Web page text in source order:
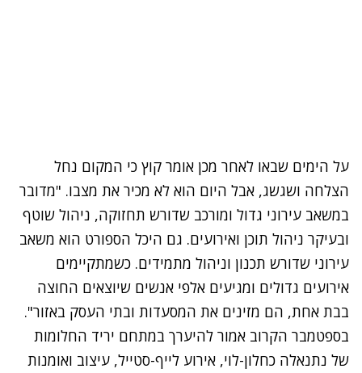
על הימים שבאו לאחר מכן אומר קוץ כי המקום נחל
הצלחה ושגשג, אבל היום הוא לא מכיר את מצבו. "מדובר
במשאב עירוני גדול ומורכב שדורש תחזוקה, ניהול שוטף
ובעיקר ניהול תוכן ואירועים. גם היכל הספורט הוא משאב
עירוני שדורש תכנון וניהול מתמידים. כשמתקיימים
אירועים גדולים ומגיעים אלפי אנשים שיוצאים החוצה
בבת אחת, הם מזינים את המסעדות ובתי העסק באזור".
בספטמבר הקרוב אמור להיערך במתחם יריד החלומות
של נתנאלה כחלון-לוי, אירוע לייף-סטייל, עיצוב ואומנות